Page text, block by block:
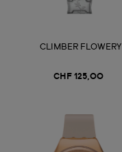
CLIMBER FLOWERY
CHF 125,00